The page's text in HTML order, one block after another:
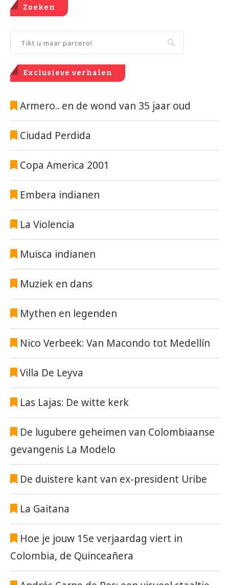
Zoeken
Exclusieve verhalen
Armero.. en de wond van 35 jaar oud
Ciudad Perdida
Copa America 2001
Embera indianen
La Violencia
Muisca indianen
Muziek en dans
Mythen en legenden
Nico Verbeek: Van Macondo tot Medellín
Villa De Leyva
Las Lajas: De witte kerk
De lugubere geheimen van Colombiaanse
gevangenis La Modelo
De duistere kant van ex-president Uribe
La Gaitana
Hoe je jouw 15e verjaardag viert in
Colombia, de Quinceañera